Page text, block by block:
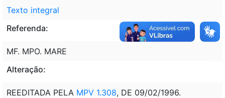
Texto integral
Referenda:
MF. MPO. MARE
Alteração:
REEDITADA PELA MPV 1.308, DE 09/02/1996.